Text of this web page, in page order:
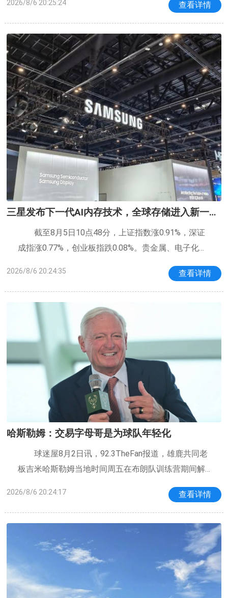
影响心情。其实，主食并非洪水猛兽，关键在于选对
种类和吃法。生活中藏着不少既美味又能平
2026/8/6 20:25:24 查看详情
三星发布下一代AI内存技术，全球存储进入新一轮
扩产周期截至8月5日10点48分，上证指数涨0.91%，深证
成指涨0.77%，创业板指跌0.08%。贵金属、电子化学
达（159807）涨3.21%，成分股中微公司（688012.S
H）涨超10%，盛美上海（688082.SH）、北方华
2026/8/6 20:24:35 查看详情
哈斯勒姆：交易字母哥是为球队年轻化
球迷屋8月2日讯，92.3TheFan报道，雄鹿共同老
板吉米哈斯勒姆当地时间周五在布朗队训练营期间解
时拥有NFL的克利夫兰布朗队。此前他刚将明星防守
端锋迈尔斯加雷特送至公羊，三周后雄鹿又将
2026/8/6 20:24:17 查看详情